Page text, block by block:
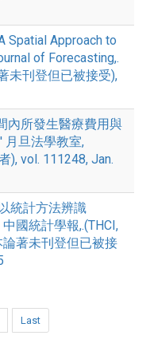
Spatial Approach to
of Forecasting,.
未刊登但已被接受),
內所發生醫療費用與
月旦法學教室,
), vol. 111248, Jan.
統計方法辨識
國統計學報,.(THCI,
論著未刊登但已被接
Last